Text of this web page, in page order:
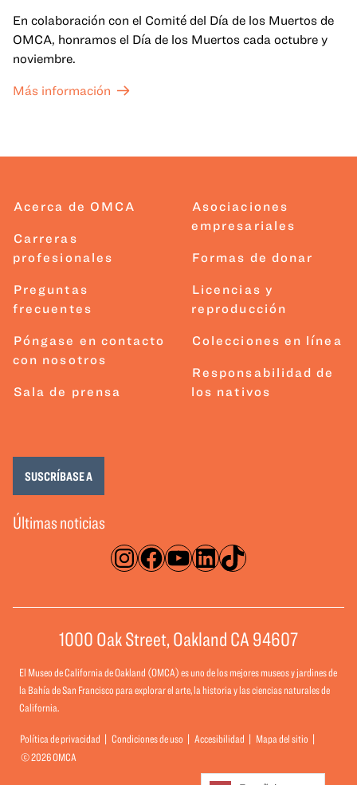
En colaboración con el Comité del Día de los Muertos de
OMCA, honramos el Día de los Muertos cada octubre y
noviembre.
Más información
Acerca de OMCA
Carreras
profesionales
Preguntas
frecuentes
Póngase en contacto
con nosotros
Sala de prensa
Asociaciones
empresariales
Formas de donar
Licencias y
reproducción
Colecciones en línea
Responsabilidad de
los nativos
Instagram
Facebook
YouTube
LinkedIn
TikTok
Últimas noticias
SUSCRÍBASE A
1000 Oak Street, Oakland CA 94607
El Museo de California de Oakland (OMCA) es uno de los mejores museos y jardines de
la Bahía de San Francisco para explorar el arte, la historia y las ciencias naturales de
California.
Política de privacidad Condiciones de uso Accesibilidad
Mapa del sitio
© 2026 OMCA